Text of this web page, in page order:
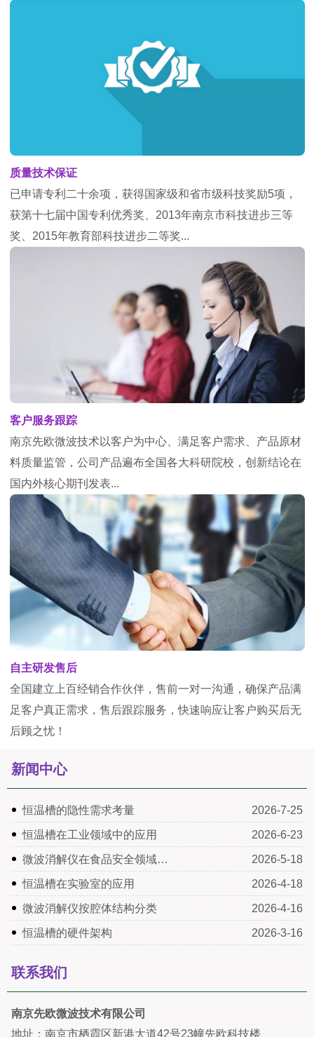
质量技术保证
已申请专利二十余项，获得国家级和省市级科技奖励5项，
获第十七届中国专利优秀奖、2013年南京市科技进步三等
奖、2015年教育部科技进步二等奖...
客户服务跟踪
南京先欧微波技术以客户为中心、满足客户需求、产品原材
料质量监管，公司产品遍布全国各大科研院校，创新结论在
国内外核心期刊发表...
自主研发售后
全国建立上百经销合作伙伴，售前一对一沟通，确保产品满
足客户真正需求，售后跟踪服务，快速响应让客户购买后无
后顾之忧！
新闻中心
恒温槽的隐性需求考量 2026-7-25
恒温槽在工业领域中的应用 2026-6-23
微波消解仪在食品安全领域… 2026-5-18
恒温槽在实验室的应用 2026-4-18
微波消解仪按腔体结构分类 2026-4-16
恒温槽的硬件架构 2026-3-16
联系我们
南京先欧微波技术有限公司
地址：南京市栖霞区新港大道42号23幢先欧科技楼